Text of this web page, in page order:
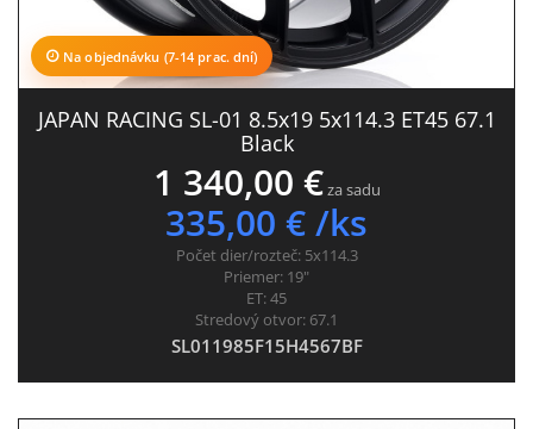
Na objednávku (7-14 prac. dní)
JAPAN RACING SL-01 8.5x19 5x114.3 ET45 67.1
Black
1 340,00 €za sadu
335,00 € /ks
Počet dier/rozteč: 5x114.3
Priemer: 19"
ET:45
Stredový otvor: 67.1
SL011985F15H4567BF